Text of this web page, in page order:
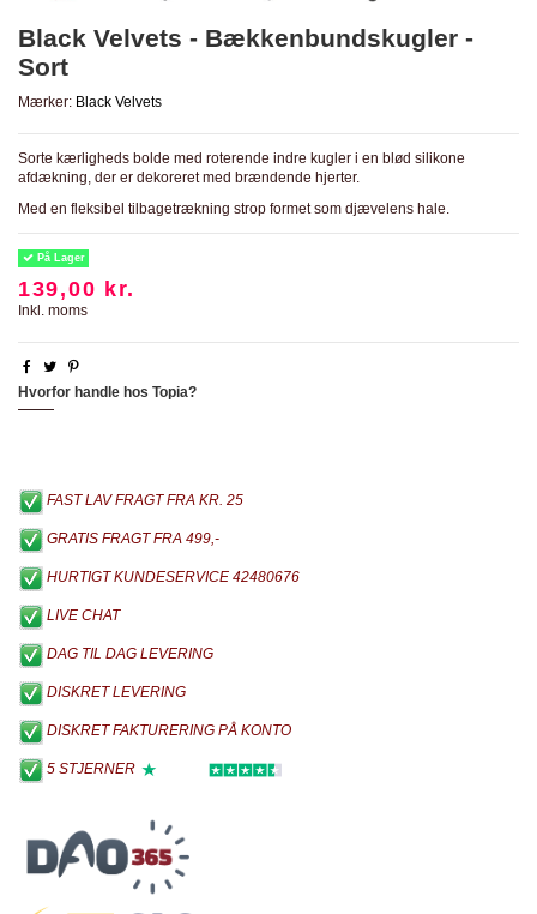
Black Velvets - Bækkenbundskugler -
Sort
Mærker: Black Velvets
Sorte kærligheds bolde med roterende indre kugler i en blød silikone
afdækning, der er dekoreret med brændende hjerter.
Med en fleksibel tilbagetrækning strop formet som djævelens hale.
På Lager
139,00 kr.
Inkl. moms
Hvorfor handle hos Topia?
FAST LAV FRAGT FRA KR. 25
GRATIS FRAGT FRA 499,-
HURTIGT KUNDESERVICE 42480676
LIVE CHAT
DAG TIL DAG LEVERING
DISKRET LEVERING
DISKRET FAKTURERING PÅ KONTO
5 STJERNER